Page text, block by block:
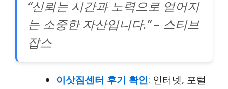
“신뢰는 시간과 노력으로 얻어지
는 소중한 자산입니다.” – 스티브
잡스
이삿짐센터 후기 확인: 인터넷, 포털